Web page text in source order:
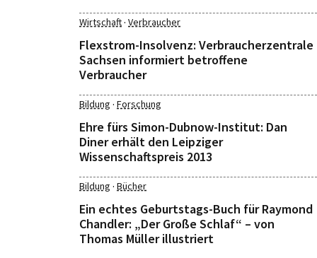
Wirtschaft· Verbraucher
Flexstrom-Insolvenz: Verbraucherzentrale
Sachsen informiert betroffene
Verbraucher
Bildung · Forschung
Ehre fürs Simon-Dubnow-Institut: Dan
Diner erhält den Leipziger
Wissenschaftspreis 2013
Bildung · Bücher
Ein echtes Geburtstags-Buch für Raymond
Chandler: „Der Große Schlaf“ – von
Thomas Müller illustriert